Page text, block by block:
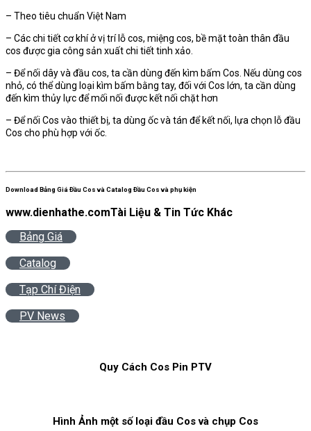
– Theo tiêu chuẩn Việt Nam
– Các chi tiết cơ khí ở vị trí lỗ cos, miệng cos, bề mặt toàn thân đầu
cos được gia công sản xuất chi tiết tinh xảo.
– Để nối dây và đầu cos, ta cần dùng đến kìm bấm Cos. Nếu dùng cos
nhỏ, có thể dùng loại kìm bấm bằng tay, đối với Cos lớn, ta cần dùng
đến kìm thủy lực để mối nối được kết nối chặt hơn
– Để nối Cos vào thiết bị, ta dùng ốc và tán để kết nối, lựa chọn lỗ đầu
Cos cho phù hợp với ốc.
Download Bảng Giá Đầu Cos và Catalog Đầu Cos và phụ kiện
www.dienhathe.comTài Liệu & Tin Tức Khác
Bảng Giá
Catalog
Tạp Chí Điện
PV News
Quy Cách Cos Pin PTV
Hình Ảnh một số loại đầu Cos và chụp Cos